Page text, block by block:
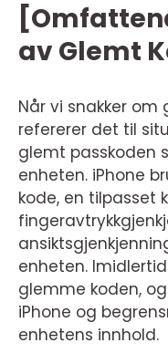
av Glemt
Når vi snakker om
refererer det til
glemt passkoden
enheten. iPhone
kode, en tilpasset
enheten.
glemme koden,
iPhone og
enhetens innhold.